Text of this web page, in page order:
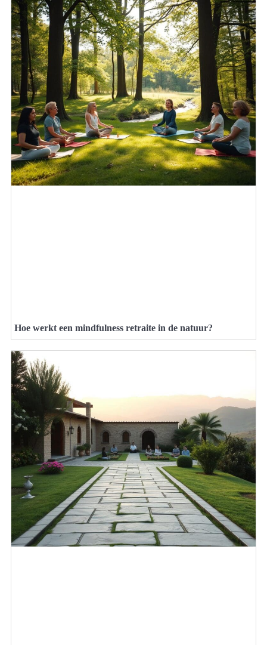
Hoe werkt een mindfulness retraite in de natuur?